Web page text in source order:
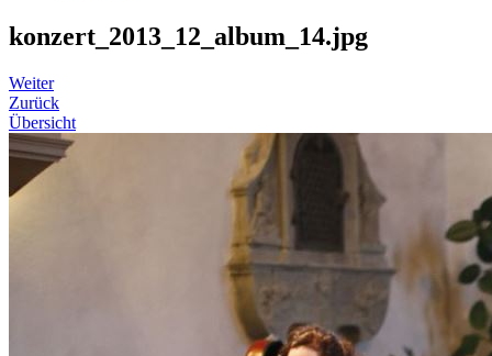
konzert_2013_12_album_14.jpg
Weiter
Zurück
Übersicht